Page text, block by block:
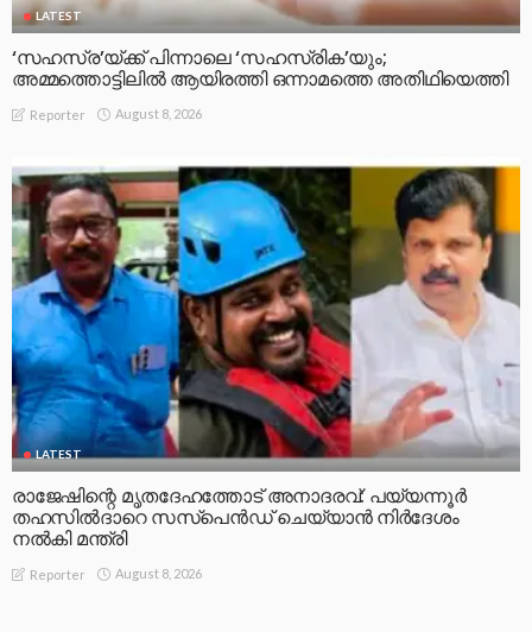
LATEST
‘സഹസ്ര’യ്ക്ക് പിന്നാലെ ‘സഹസ്രിക’യും;
അമ്മത്തൊട്ടിലിൽ ആയിരത്തി ഒന്നാമത്തെ അതിഥിയെത്തി
Reporter August 8, 2026
LATEST
രാജേഷിന്റെ മൃതദേഹത്തോട് അനാദരവ്: പയ്യന്നൂർ
തഹസിൽദാറെ സസ്പെൻഡ് ചെയ്യാൻ നിർദേശം
നൽകി മന്ത്രി
Reporter August 8, 2026